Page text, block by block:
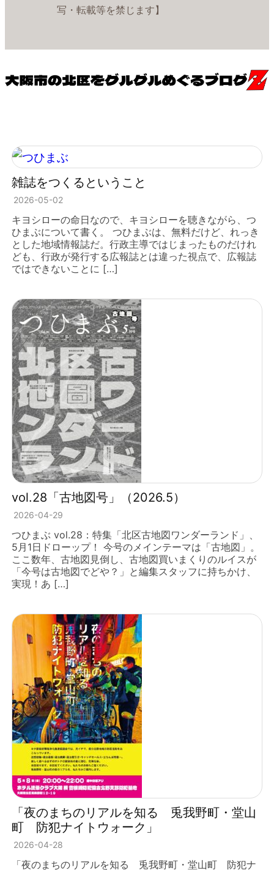
写・転載等を禁じます】
雑誌をつくるということ
2026-05-02
キヨシローの命日なので、キヨシローを聴きながら、つ
ひまぶについて書く。 つひまぶは、無料だけど、れっき
とした地域情報誌だ。行政主導ではじまったものだけれ
ども、行政が発行する広報誌とは違った視点で、広報誌
ではできないことに […]
vol.28「古地図号」（2026.5）
2026-04-29
つひまぶ vol.28：特集「北区古地図ワンダーランド」、
5月1日ドローップ！ 今号のメインテーマは「古地図」。
ここ数年、古地図見倒し、古地図買いまくりのルイスが
「今号は古地図でどや？」と編集スタッフに持ちかけ、
実現！あ […]
「夜のまちのリアルを知る 兎我野町・堂山
町 防犯ナイトウォーク」
2026-04-28
「夜のまちのリアルを知る 兎我野町・堂山町 防犯ナ